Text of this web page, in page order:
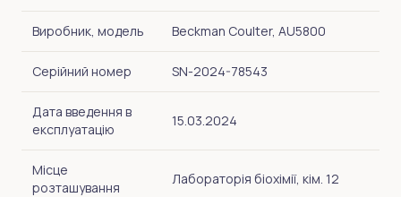
Виробник, модель Beckman Coulter, AU5800
Серійний номер SN-2024-78543
Дата введення в
експлуатацію
15.03.2024
Місце
розташування
Лабораторія біохімії, кім. 12